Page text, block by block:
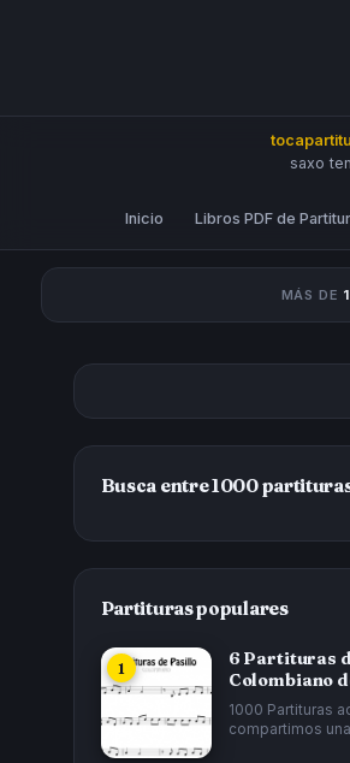
saxo
Inicio Libros PDF de
MÁS DE
Busca entre 1000
Partituras populares
6 Partituras
Colombiano
Cucarrón, La
1000 Partituras
compartimos